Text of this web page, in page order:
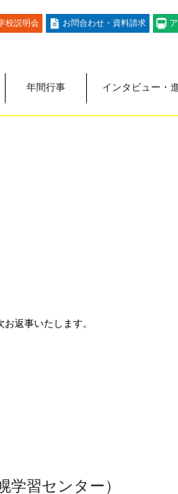
校説明会 お問合わせ・資料請求
年間行事 インタビュー・
返事いたします。
学習センター）